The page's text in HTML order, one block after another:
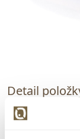
Detail
> Zobrazit